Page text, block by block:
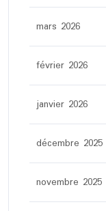
mars 2026
février 2026
janvier 2026
décembre 2025
novembre 2025